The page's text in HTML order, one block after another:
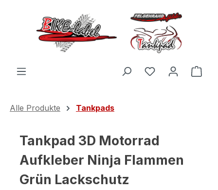
Zum Hauptinhalt springen
Du hast 0
Alle Produkte Tankpads
Tankpad 3D Motorrad
Aufkleber Ninja Flammen
Grün Lackschutz